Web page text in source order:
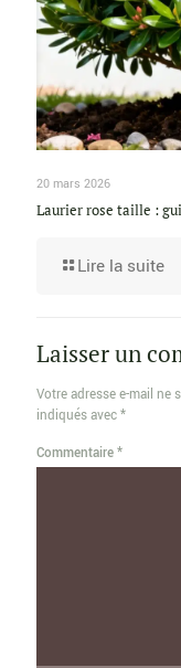
20 mars 2026
Laurier rose taille :
Lire la suite
Laisser un
Votre adresse e-mail ne
indiqués avec*
Commentaire*